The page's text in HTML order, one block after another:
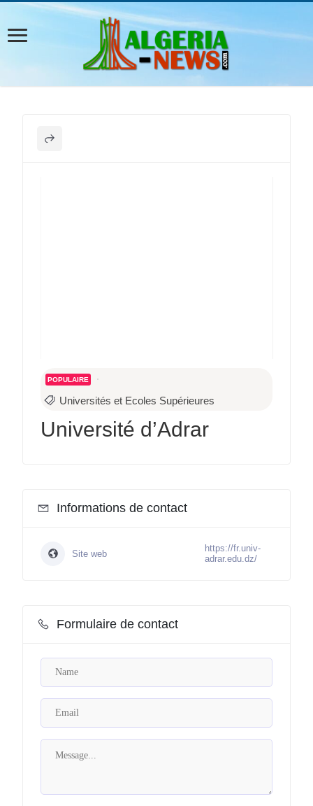
POPULAIRE
Universités et Ecoles Supérieures
Université d’Adrar
Informations de contact
Site web
https://fr.univ-
adrar.edu.dz/
Formulaire de contact